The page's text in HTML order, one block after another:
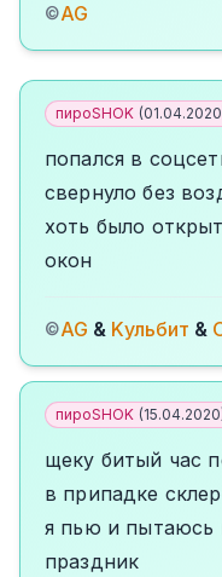
©AG
пироSHOK (01.04.2020
попался в
свернуло без
хоть было
окон
©AG & Kульбит &
пироSHOK (15.04.2020
щеку битый час
в припадке
я пью и пытаюсь
праздник